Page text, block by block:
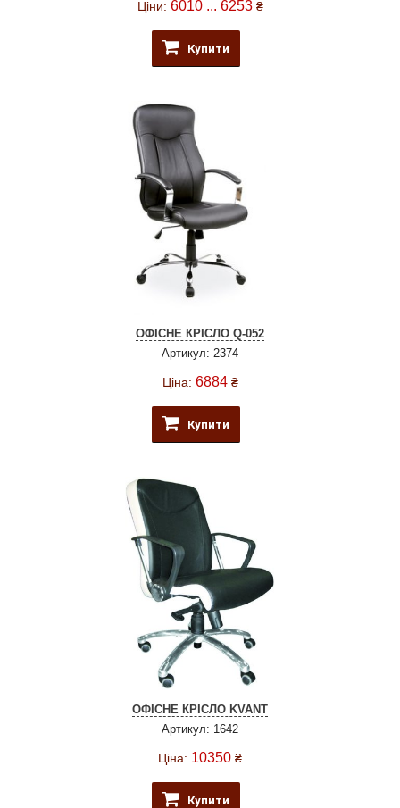
Ціни: 6010 ... 6253 ₴
Купити
ОФІСНЕ КРІСЛО Q-052
Артикул: 2374
Ціна: 6884 ₴
Купити
ОФІСНЕ КРІСЛО KVANT
Артикул: 1642
Ціна: 10350 ₴
Купити